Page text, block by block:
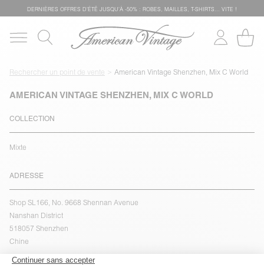
DERNIÈRES OFFRES D'ÉTÊ JUSQU'À -50% : ROBES, MAILLES, T-SHIRTS... VITE !
Rechercher un point de vente American Vintage Shenzhen, Mix C World
AMERICAN VINTAGE SHENZHEN, MIX C WORLD
COLLECTION
Mixte
ADRESSE
Shop SL166, No. 9668 Shennan Avenue
Nanshan District
518057 Shenzhen
Chine